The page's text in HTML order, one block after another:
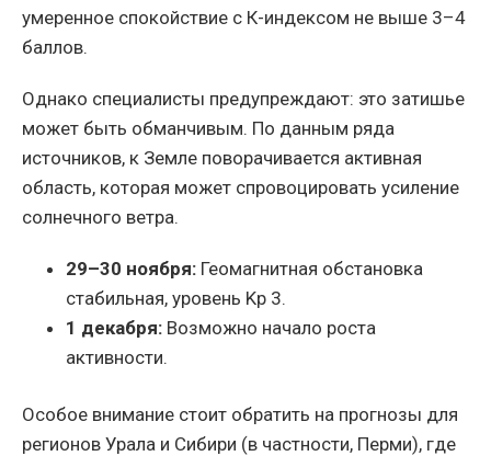
умеренное спокойствие с К-индексом не выше 3–4
баллов.
Однако специалисты предупреждают: это затишье
может быть обманчивым. По данным ряда
источников, к Земле поворачивается активная
область, которая может спровоцировать усиление
солнечного ветра.
29–30 ноября: Геомагнитная обстановка
стабильная, уровень Kp 3.
1 декабря: Возможно начало роста
активности.
Особое внимание стоит обратить на прогнозы для
регионов Урала и Сибири (в частности, Перми), где